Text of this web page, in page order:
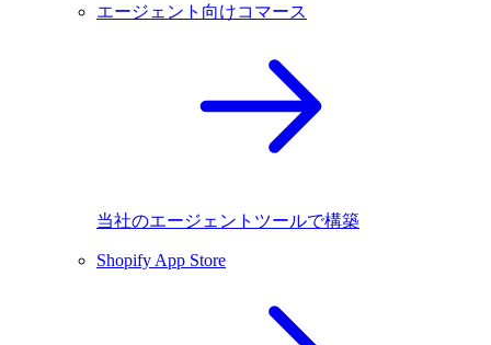
エージェント向けコマース
当社のエージェントツールで構築
Shopify App Store